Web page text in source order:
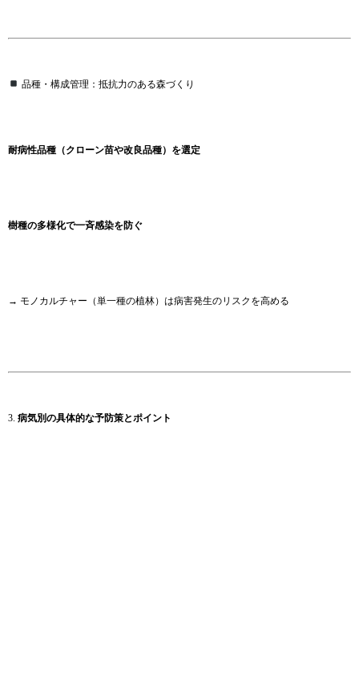
品種・構成管理：抵抗力のある森づくり
耐病性品種（クローン苗や改良品種）を選定
樹種の多様化で一斉感染を防ぐ
→ モノカルチャー（単一種の植林）は病害発生のリスクを高める
3. 病気別の具体的な予防策とポイント